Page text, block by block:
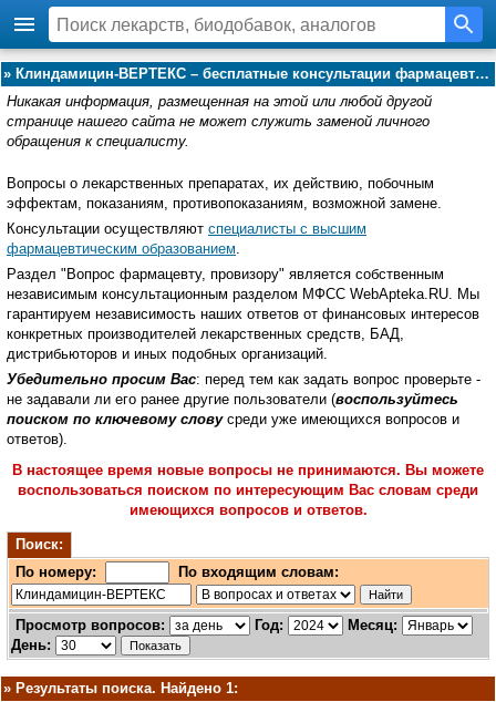
» Клиндамицин-ВЕРТЕКС – бесплатные консультации фармацевта, провизора:
Никакая информация, размещенная на этой или любой другой
странице нашего сайта не может служить заменой личного
обращения к специалисту.
Вопросы о лекарственных препаратах, их действию, побочным
эффектам, показаниям, противопоказаниям, возможной замене.
Консультации осуществляют специалисты с высшим
фармацевтическим образованием.
Раздел "Вопрос фармацевту, провизору" является собственным
независимым консультационным разделом МФСС WebApteka.RU. Мы
гарантируем независимость наших ответов от финансовых интересов
конкретных производителей лекарственных средств, БАД,
дистрибьюторов и иных подобных организаций.
Убедительно просим Вас: перед тем как задать вопрос проверьте -
не задавали ли его ранее другие пользователи (воспользуйтесь
поиском по ключевому словусреди уже имеющихся вопросов и
ответов).
В настоящее время новые вопросы не принимаются. Вы можете
воспользоваться поиском по интересующим Вас словам среди
имеющихся вопросов и ответов.
Поиск:
По номеру:
По входящим словам:
Просмотр вопросов: Год:
Месяц:
День:
» Результаты поиска. Найдено 1: